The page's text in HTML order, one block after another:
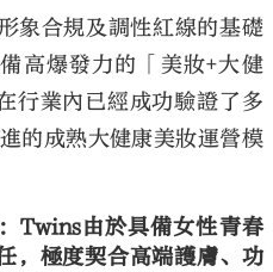
象合規及調性紅線的基礎
高爆發力的「美妝+大健
行業內已經成功驗證了多
的成熟大健康美妝運營模
Twins由於具備女性青春
，極度契合高端護膚、功